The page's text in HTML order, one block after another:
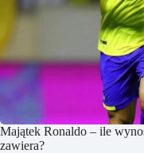
Majątek Ronaldo – ile
zawiera?